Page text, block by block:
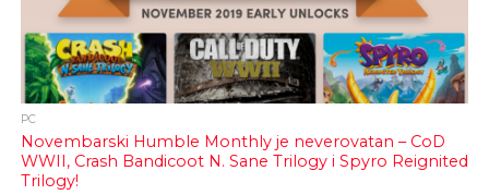
PC
Novembarski Humble Monthly je neverovatan – CoD
WWII, Crash Bandicoot N. Sane Trilogy i Spyro Reignited
Trilogy!